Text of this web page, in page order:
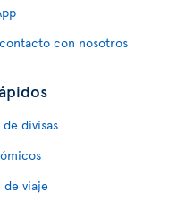
con nosotros
divisas
viaje